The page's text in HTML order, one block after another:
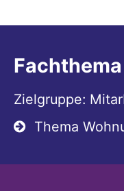
Fachthema
Zielgruppe:
Thema